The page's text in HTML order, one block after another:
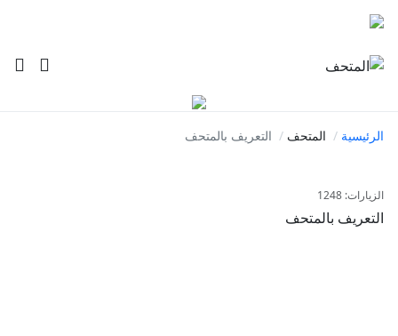
الرئيسية المتحف التعريف بالمتحف
الزيارات: 1248
التعريف بالمتحف